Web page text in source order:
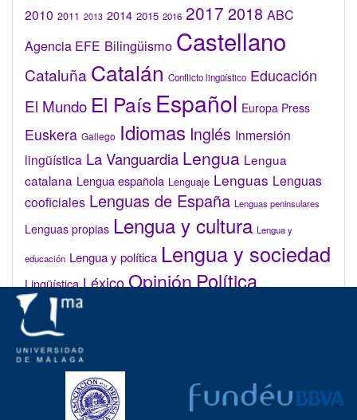
2010 2011 2013 2014 2015 2016 2017 2018 ABC
Agencia EFE Bilingüismo Castellano
Cataluña Catalán Conflicto lingüístico Educación
El Mundo El País Español Europa Press
Euskera Gallego Idiomas Inglés Inmersión
lingüística La Vanguardia Lengua Lengua
catalana Lengua española Lenguaje Lenguas Lenguas
cooficiales Lenguas de España Lenguas peninsulares
Lenguas propias Lengua y cultura Lengua y
educación Lengua y política Lengua y sociedad
Lingüística LéxicoOpiniónPolítica
lingüística
Valenciano
Administrar